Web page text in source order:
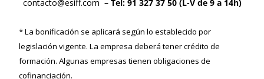
contacto@esiff.com – Tel: 91 327 37 50 (L-V de 9 a 14h)
* La bonificación se aplicará según lo establecido por
legislación vigente. La empresa deberá tener crédito de
formación. Algunas empresas tienen obligaciones de
cofinanciación.